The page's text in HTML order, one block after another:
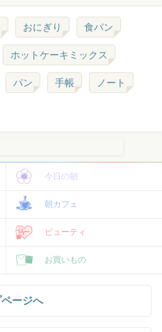
おにぎり 食パン
ホットケーキミックス
パン 手帳 ノート
今日の朝
朝カフェ
ビューティ
お買いもの
ページへ